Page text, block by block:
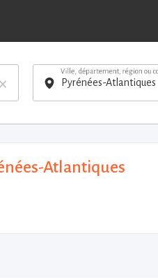
×
Ville, département, région ou
Atlantiques